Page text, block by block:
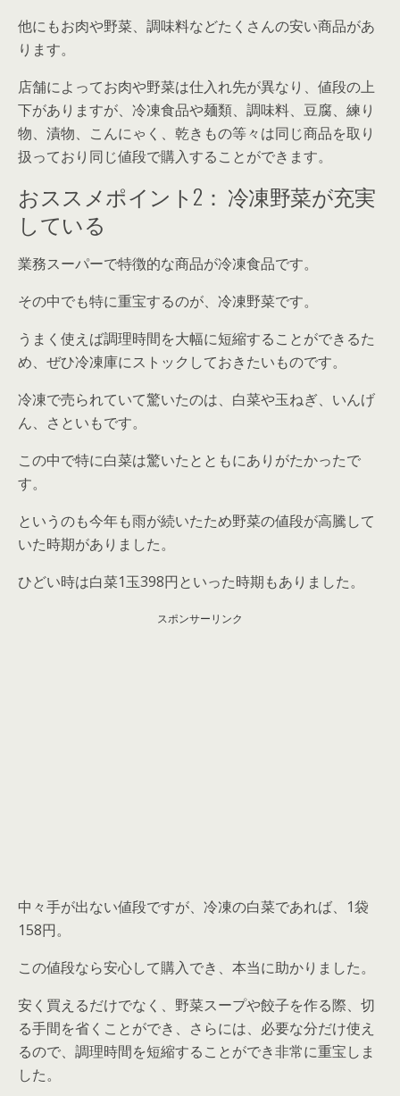
他にもお肉や野菜、調味料などたくさんの安い商品があ
ります。
店舗によってお肉や野菜は仕入れ先が異なり、値段の上
下がありますが、冷凍食品や麺類、調味料、豆腐、練り
物、漬物、こんにゃく、乾きもの等々は同じ商品を取り
扱っており同じ値段で購入することができます。
おススメポイント2： 冷凍野菜が充実
している
業務スーパーで特徴的な商品が冷凍食品です。
その中でも特に重宝するのが、冷凍野菜です。
うまく使えば調理時間を大幅に短縮することができるた
め、ぜひ冷凍庫にストックしておきたいものです。
冷凍で売られていて驚いたのは、白菜や玉ねぎ、いんげ
ん、さといもです。
この中で特に白菜は驚いたとともにありがたかったで
す。
というのも今年も雨が続いたため野菜の値段が高騰して
いた時期がありました。
ひどい時は白菜1玉398円といった時期もありました。
スポンサーリンク
中々手が出ない値段ですが、冷凍の白菜であれば、1袋
158円。
この値段なら安心して購入でき、本当に助かりました。
安く買えるだけでなく、野菜スープや餃子を作る際、切
る手間を省くことができ、さらには、必要な分だけ使え
るので、調理時間を短縮することができ非常に重宝しま
した。